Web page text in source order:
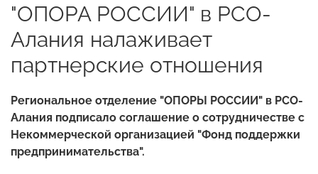
"ОПОРА РОССИИ" в РСО-
Алания налаживает
партнерские отношения
Региональное отделение "ОПОРЫ РОССИИ" в РСО-
Алания подписало соглашение о сотрудничестве с
Некоммерческой организацией "Фонд поддержки
предпринимательства".